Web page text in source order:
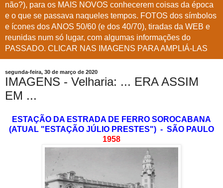
não?), para os MAIS NOVOS conhecerem coisas da época
e o que se passava naqueles tempos. FOTOS dos símbolos
e ícones dos ANOS 50/60 (e dos 40/70), tiradas da WEB e
reunidas num só lugar, com algumas informações do
PASSADO. CLICAR NAS IMAGENS PARA AMPLIÁ-LAS
segunda-feira, 30 de março de 2020
IMAGENS - Velharia: ... ERA ASSIM
EM ...
ESTAÇÃO DA ESTRADA DE FERRO SOROCABANA
(ATUAL "ESTAÇÃO JÚLIO PRESTES") - SÃO PAULO
1958